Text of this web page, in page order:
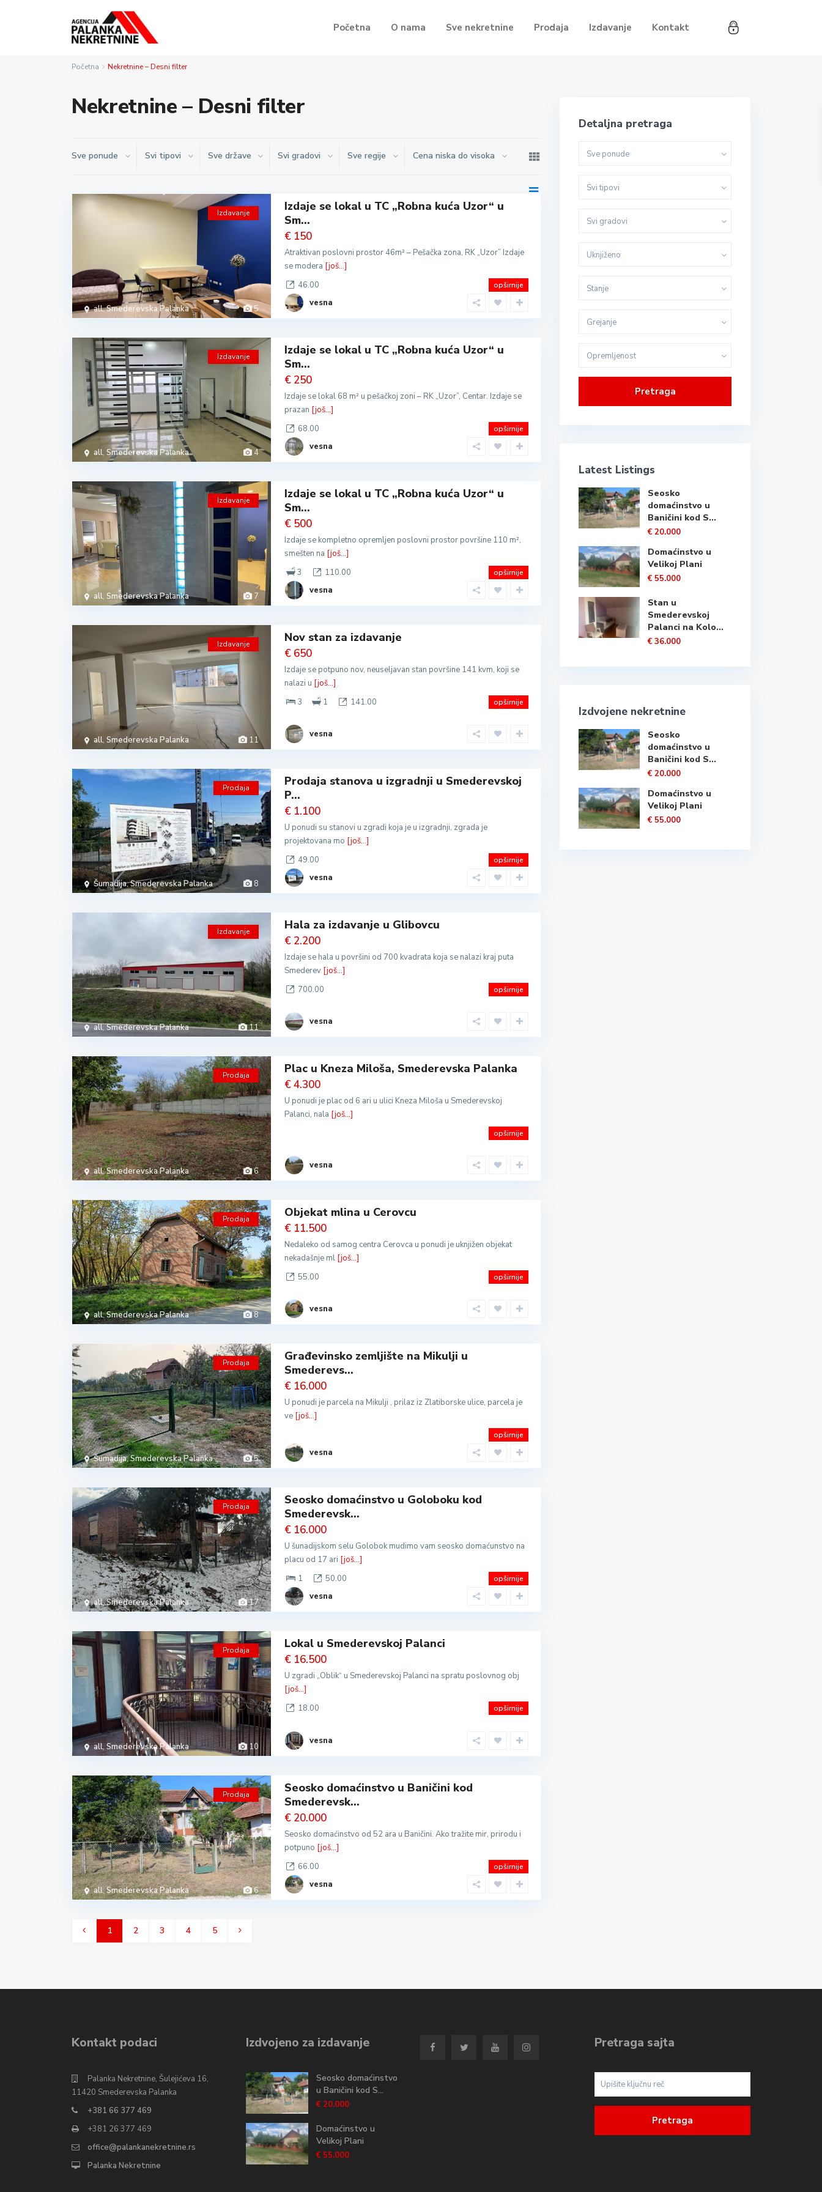
Početna O nama Sve nekretnine Prodaja Izdavanje Kontakt
Početna Nekretnine – Desni filter
Nekretnine – Desni filter
Sve ponude Svi tipovi Sve države Svi gradovi Sve regije Cena niska do visoka
5
all,Smederevska Palanka
Izdavanje
Izdaje se lokal u TC „Robna kuća Uzor“ u
Sm...
€ 150
Atraktivan poslovni prostor 46m² – Pešačka zona, RK „Uzor” Izdaje
se modera [još...]
46.00
opširnije
vesna
4
all, Smederevska Palanka
Izdavanje
Izdaje se lokal u TC „Robna kuća Uzor“ u
Sm...
€ 250
Izdaje se lokal 68 m² u pešačkoj zoni – RK „Uzor”, Centar. Izdaje se
prazan [još...]
68.00
opširnije
vesna
7
all, Smederevska Palanka
Izdavanje
Izdaje se lokal u TC „Robna kuća Uzor“ u
Sm...
€ 500
Izdaje se kompletno opremljen poslovni prostor površine 110 m²,
smešten na [još...]
3
110.00 opširnije
vesna
11
all, Smederevska Palanka
Izdavanje Nov stan za izdavanje
€ 650
Izdaje se potpuno nov, neuseljavan stan površine 141 kvm, koji se
nalazi u [još...]
3
1 141.00 opširnije
vesna
8
Šumadija,Smederevska Palanka
Prodaja
Prodaja stanova u izgradnji u Smederevskoj
P...
€ 1.100
U ponudi su stanovi u zgradi koja je u izgradnji, zgrada je
projektovana mo [još...]
49.00
opširnije
vesna
11
all,Smederevska Palanka
Izdavanje Hala za izdavanje u Glibovcu
€ 2.200
Izdaje se hala u površini od 700 kvadrata koja se nalazi kraj puta
Smederev [još...]
700.00
opširnije
vesna
6
all,Smederevska Palanka
Prodaja Plac u Kneza Miloša, Smederevska Palanka
€ 4.300
U ponudi je plac od 6 ari u ulici Kneza Miloša u Smederevskoj
Palanci, nala [još...]
opširnije
vesna
8
all,Smederevska Palanka
Prodaja Objekat mlina u Cerovcu
€ 11.500
Nedaleko od samog centra Cerovca u ponudi je uknjižen objekat
nekadašnje ml [još...]
55.00
opširnije
vesna
5
Šumadija,Smederevska Palanka
Prodaja
Građevinsko zemljište na Mikulji u
Smederevs...
€ 16.000
U ponudi je parcela na Mikulji , prilaz iz Zlatiborske ulice, parcela je
ve [još...]
opširnije
vesna
17
all,Smederevska Palanka
Prodaja
Seosko domaćinstvo u Goloboku kod
Smederevsk...
€ 16.000
U šunadijskom selu Golobok mudimo vam seosko domaćunstvo na
placu od 17 ari [još...]
1
50.00 opširnije
vesna
10
all,Smederevska Palanka
Prodaja Lokal u Smederevskoj Palanci
€ 16.500
U zgradi „Oblik“ u Smederevskoj Palanci na spratu poslovnog obj
[još...]
18.00
opširnije
vesna
6
all,Smederevska Palanka
Prodaja
Seosko domaćinstvo u Baničini kod
Smederevsk...
€ 20.000
Seosko domaćinstvo od 52 ara u Baničini. Ako tražite mir, prirodu i
potpuno [još...]
66.00
opširnije
vesna
1 2 3 4 5
Detaljna pretraga
Sve ponude
Svi tipovi
Svi gradovi
Uknjiženo
Stanje
Grejanje
Opremljenost
Pretraga
Latest Listings
Seosko
domaćinstvo u
Baničini kod S...
€ 20.000
Domaćinstvo u
Velikoj Plani
€ 55.000
Stan u
Smederevskoj
Palanci na Kolo...
€ 36.000
Izdvojene nekretnine
Seosko
domaćinstvo u
Baničini kod S...
€ 20.000
Domaćinstvo u
Velikoj Plani
€ 55.000
Kontakt podaci
Palanka Nekretnine, Šulejićeva 16,
11420 Smederevska Palanka
+381 66 377 469
+381 26 377 469
office@palankanekretnine.rs
Palanka Nekretnine
Izdvojeno za izdavanje
Seosko domaćinstvo
u Baničini kod S...
€ 20.000
Domaćinstvo u
Velikoj Plani
€ 55.000
Pretraga sajta
Pretraga